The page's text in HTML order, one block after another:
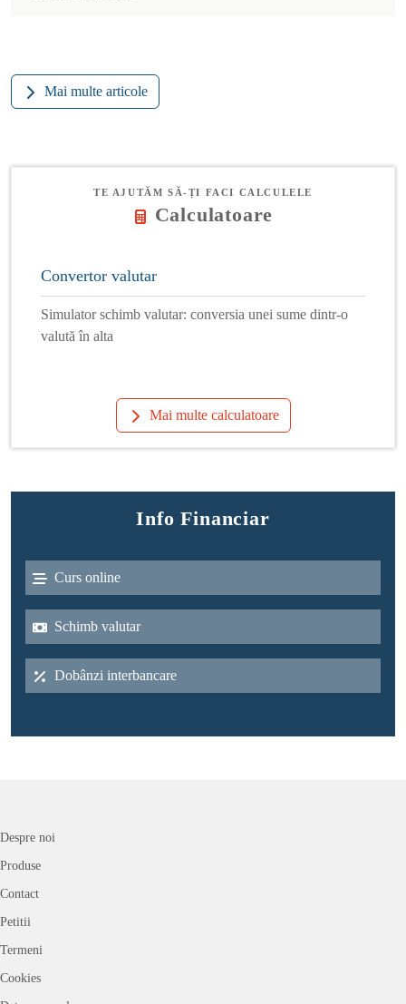
Mai multe articole
TE AJUTĂM SĂ-ȚI FACI CALCULELE
Calculatoare
Convertor valutar
Simulator schimb valutar: conversia unei sume dintr-o
valută în alta
Mai multe calculatoare
Info Financiar
Curs online
Schimb valutar
Dobânzi interbancare
Despre noi
Produse
Contact
Petitii
Termeni
Cookies